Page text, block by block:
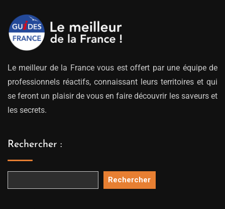
Le meilleur de la France vous est offert par une équipe de
professionnels réactifs, connaissant leurs territoires et qui
se feront un plaisir de vous en faire découvrir les saveurs et
les secrets.
Rechercher :
Rechercher